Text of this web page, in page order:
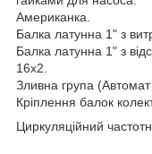
Американка.
Балка латунна 1" з
Балка латунна 1" з
16х2.
Зливна група
Кріплення балок
Циркуляційний